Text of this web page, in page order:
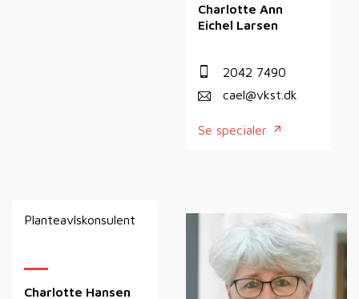
Charlotte Ann
Eichel Larsen
2042 7490
cael@vkst.dk
Se specialer
Planteavlskonsulent
Charlotte Hansen